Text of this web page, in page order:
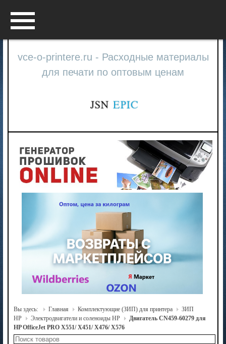
vce-o-printere.ru - Расходные материалы
для печати по оптовым ценам
Вы здесь: Главная Комплектующие (ЗИП) для принтера
ЗИП
HP
Электродвигатели и соленоиды HP
Двигатель CN459-60279 для
HP OfficeJet PRO X551/ X451/ X476/ X576